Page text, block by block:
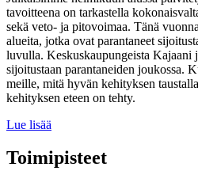
tavoitteena on tarkastella
sekä veto- ja pitovoimaa. Tänä
alueita, jotka ovat parantaneet
luvulla. Keskuskaupungeista Kajaani
sijoitustaan parantaneiden joukossa.
meille, mitä hyvän kehityksen
kehityksen eteen on tehty.
Lue lisää
ja
kehyskunnat
Toimipisteet